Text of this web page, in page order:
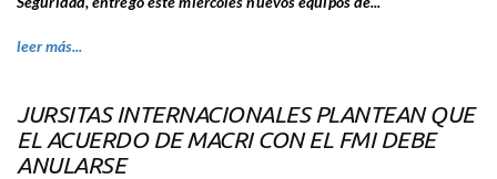
leer más...
JURSITAS INTERNACIONALES PLANTEAN QUE
EL ACUERDO DE MACRI CON EL FMI DEBE
ANULARSE